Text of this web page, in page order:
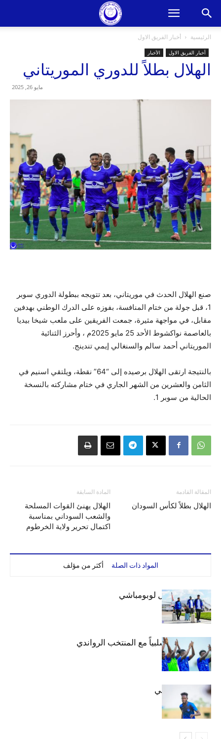
الرئيسية أخبار الفريق الاول
أخبار الفريق الاول الأخبار
الهلال بطلاً للدوري الموريتاني
مايو 26, 2025
صنع الهلال الحدث في موريتاني، بعد تتويجه ببطولة الدوري سوبر
1، قبل جولة من ختام المنافسة، بفوزه على الدرك الوطني بهدفين
مقابل، في مواجهة مثيرة، جمعت الفريقين على ملعب شيخا بيديا
بالعاصمة نواكشوط الأحد 25 مايو 2025م ، وأحرز الثنائية
الموريتاني أحمد سالم والسنغالي إيمي تندينج.
بالنتيجة ارتقى الهلال برصيده إلى “64” نقطة، ويلتقي اسنيم في
الثامن والعشرين من الشهر الجاري في ختام مشاركته بالنسخة
الحالية من سوبر 1.
المادة السابقة
الهلال يهنئ القوات المسلحة
والشعب السوداني بمناسبة
اكتمال تحرير ولاية الخرطوم
المقالة القادمة
الهلال بطلاً لكأس السودان
المواد ذات الصلة أكثر من مؤلف
بعثة الهلال تصل لوبومباشي
الهلال يتعادل سلبياً مع المنتخب الرواندي
إعدادياً
كنن يصل كيجالي